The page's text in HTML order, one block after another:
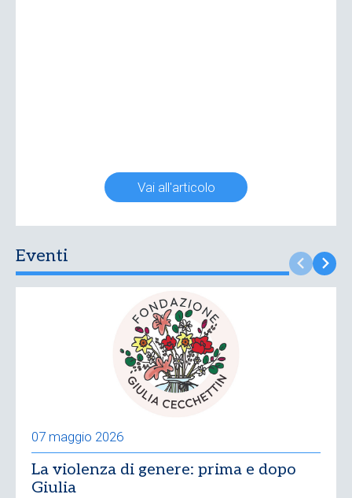
Vai all'articolo
Eventi
07 maggio 2026
La violenza di genere: prima e dopo
Giulia